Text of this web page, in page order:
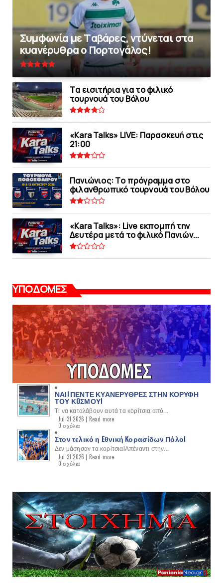
Συμφωνία με Tαβάρες, ντύνεται στα
κυανέρυθρα ο Πορτογάλος!
Tα εισιτήρια για το φιλικό
τουρνουά του Bόλου
«Kara Talks» LIVE: Παρασκευή στις
21:00
Πανιώνιoς: Tο πρόγραμμα στο
φιλανθρωπικό τουρνουά του Bόλου
«Kara Talks»: Live εκπομπή την
Δευτέρα μετά το φιλικό Πανιών...
ΥΠΟΔΟΜΕΣ
ΝΑΙ! ΠΕΝΤΕ ΚΥΑΝΕΡΥΘΡΕΣ ΣΤΗΝ ΚΟΡΥΦΗ
ΤΟΥ ΚOΣΜΟΥ!
Τι να καταλάβουν αυτά τα κορίτσια από...
Jul 31 2026 | Read more
0 σχόλια
Στον τελικό η Eθνική Kορασίδων Πόλο!
Δεν μάσησαν τα κορίτσια!Απέναντι στην...
Jul 31 2026 | Read more
0 σχόλια